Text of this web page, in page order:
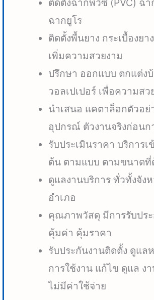
ฉากยูโร
ติดตั้งพื้นยาง กระเบื้องย
เพิ่มความสวยงาม
ปรึกษา ออกแบบ ตกแต่ง
วอลเปเปอร์ เพื่อความสว
นำเสนอ แคตาล็อกตัวอย่
อุปกรณ์ ตัวงานจริงก่อนก
รับประเมินราคา บริการ
ต้น ตามแบบ ตามขนาดที่
ดูแลงานบริการ ทั่วทั้งจัง
อำเภอ
คุณภาพวัสดุ มีการรับปร
คุ้มค่า คุ้มราคา
รับประกันงานติดตั้ง ดูแล
การใช้งาน แก้ไข ดูแล ง
ไม่มีค่าใช้จ่าย